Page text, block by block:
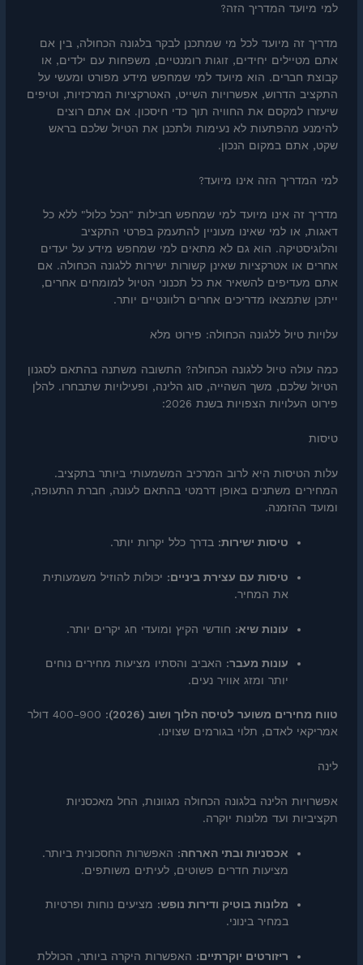
למי מיועד המדריך הזה?
מדריך זה מיועד לכל מי שמתכנן לבקר בלגונה הכחולה, בין אם
אתם מטיילים יחידים, זוגות רומנטיים, משפחות עם ילדים, או
קבוצת חברים. הוא מיועד למי שמחפש מידע מפורט ומעשי על
התקציב הדרוש, אפשרויות השייט, האטרקציות המרכזיות, וטיפים
שיעזרו למקסם את החוויה תוך כדי חיסכון. אם אתם רוצים
להימנע מהפתעות לא נעימות ולתכנן את הטיול שלכם בראש
שקט, אתם במקום הנכון.
למי המדריך הזה אינו מיועד?
מדריך זה אינו מיועד למי שמחפש חבילות "הכל כלול" ללא כל
דאגות, או למי שאינו מעוניין להתעמק בפרטי התקציב
והלוגיסטיקה. הוא גם לא מתאים למי שמחפש מידע על יעדים
אחרים או אטרקציות שאינן קשורות ישירות ללגונה הכחולה. אם
אתם מעדיפים להשאיר את כל תכנוני הטיול למומחים אחרים,
ייתכן שתמצאו מדריכים אחרים רלוונטיים יותר.
עלויות טיול ללגונה הכחולה: פירוט מלא
כמה עולה טיול ללגונה הכחולה? התשובה משתנה בהתאם לסגנון
הטיול שלכם, משך השהייה, סוג הלינה, ופעילויות שתבחרו. להלן
פירוט העלויות הצפויות בשנת 2026:
טיסות
עלות הטיסות היא לרוב המרכיב המשמעותי ביותר בתקציב.
המחירים משתנים באופן דרמטי בהתאם לעונה, חברת התעופה,
ומועד ההזמנה.
טיסות ישירות: בדרך כלל יקרות יותר.
טיסות עם עצירת ביניים: יכולות להוזיל משמעותית
את המחיר.
עונות שיא: חודשי הקיץ ומועדי חג יקרים יותר.
עונות מעבר: האביב והסתיו מציעות מחירים נוחים
יותר ומזג אוויר נעים.
טווח מחירים משוער לטיסה הלוך ושוב (2026):
400-900 דולר
אמריקאי לאדם, תלוי בגורמים שצוינו.
לינה
אפשרויות הלינה בלגונה הכחולה מגוונות, החל מאכסניות
תקציביות ועד מלונות יוקרה.
אכסניות ובתי הארחה: האפשרות החסכונית ביותר.
מציעות חדרים פשוטים, לעיתים משותפים.
מלונות בוטיק ודירות נופש: מציעים נוחות ופרטיות
במחיר בינוני.
ריזורטים יוקרתיים: האפשרות היקרה ביותר, הכוללת